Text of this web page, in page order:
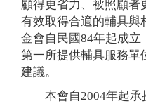
顧得更省力、被照顧者
有效取得合適的輔具與
金會自民國84年起成立
第一所提供輔具服務單
建議。
本會自2004年起